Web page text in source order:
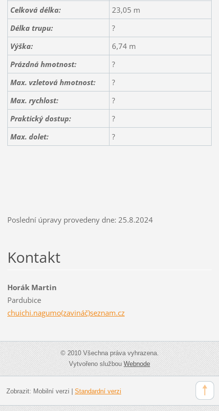
Celková délka:
23,05 m
Délka trupu:
?
Výška:
6,74 m
Prázdná hmotnost:
?
Max. vzletová hmotnost:
?
Max. rychlost:
?
Praktický dostup:
?
Max. dolet:
?
Poslední úpravy provedeny dne: 25.8.2024
Kontakt
Horák Martin
Pardubice
chuichi.nagumo(zavináč)seznam.cz
© 2010 Všechna práva vyhrazena.
Vytvořeno službouWebnode
Zobrazit: Mobilní verzi | Standardní verzi